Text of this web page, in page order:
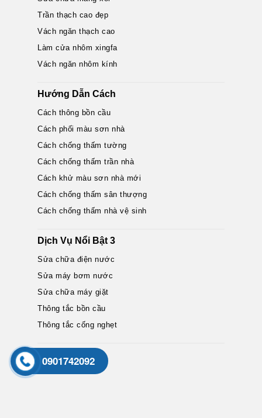
Trần thạch cao đẹp
Vách ngăn thạch cao
Làm cửa nhôm xingfa
Vách ngăn nhôm kính
Hướng Dẫn Cách
Cách thông bồn cầu
Cách phối màu sơn nhà
Cách chống thấm tường
Cách chống thấm trần nhà
Cách khử màu sơn nhà mới
Cách chống thấm sân thượng
Cách chống thấm nhà vệ sinh
Dịch Vụ Nổi Bật 3
Sửa chữa điện nước
Sửa máy bơm nước
Sửa chữa máy giặt
Thông tắc bồn cầu
Thông tắc cống nghẹt
0901742092